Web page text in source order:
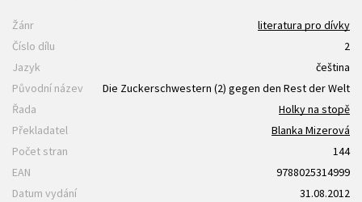
Žánr
literatura pro dívky
Číslo dílu
2
Jazyk
čeština
Původní název
Die Zuckerschwestern (2) gegen den Rest der Welt
Řada
Holky na stopě
Překladatel
Blanka Mizerová
Počet stran
144
EAN
9788025314999
Datum vydání
31.08.2012